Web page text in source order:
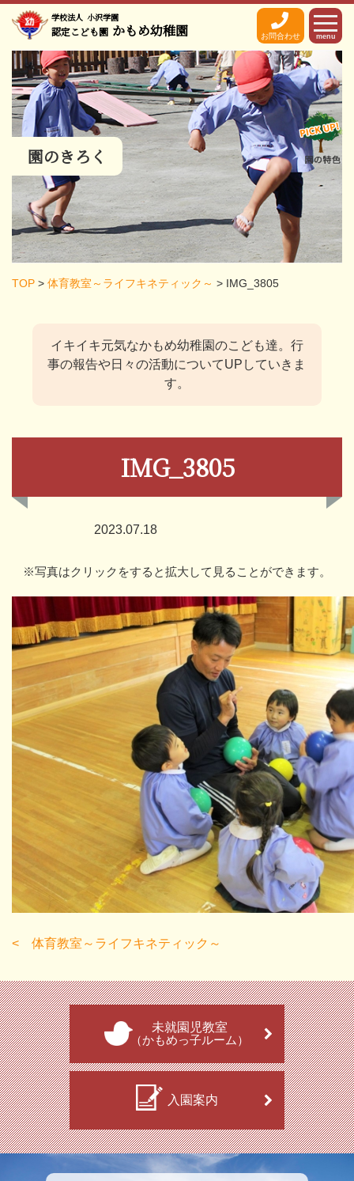
学校法人 小沢学園
認定こども園 かもめ幼稚園 お問合わせ menu
園のきろく
TOP > 体育教室～ライフキネティック～ > IMG_3805
イキイキ元気なかもめ幼稚園のこども達。 行
事の報告や日々の活動についてUPしていきま
す。
IMG_3805
2023.07.18
※写真はクリックをすると拡大して見ることができます。
体育教室～ライフキネティック～
未就園児教室
（かもめっ子ルーム）
入園案内